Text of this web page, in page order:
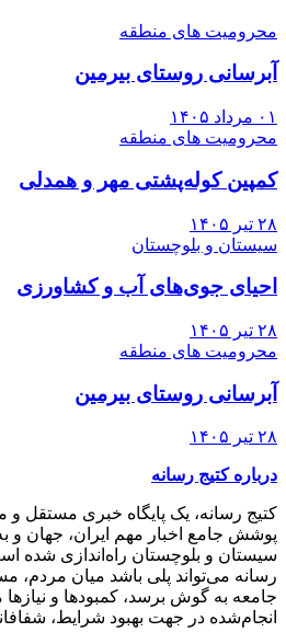
محرومیت های منطقه
آبرسانی روستای بیرمین
۰۱ مرداد ۱۴۰۵
محرومیت های منطقه
کمپین کوله‌پشتی مهر و همدلی
۲۸ تیر ۱۴۰۵
سیستان و بلوچستان
احیای جوی‌های آب و کشاورزی
۲۸ تیر ۱۴۰۵
محرومیت های منطقه
آبرسانی روستای بیرمین
۲۸ تیر ۱۴۰۵
درباره کتیج رسانه
کتیج رسانه، یک پایگاه خبری مستقل
پوشش جامع اخبار مهم ایران، جهان و
سیستان و بلوچستان راه‌اندازی شده
رسانه می‌تواند پلی باشد میان مردم،
جامعه به گوش برسد، کمبودها و
انجام‌شده در جهت بهبود شرایط،